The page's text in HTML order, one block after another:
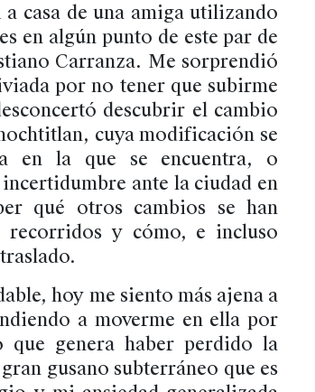
casa de una amiga utilizando
en algún punto de este par de
Carranza. Me sorprendió
por no tener que subirme
descubrir el cambio
cuya modificación se
en la que se encuentra, o
ante la ciudad en
qué otros cambios se han
recorridos y cómo, e incluso
hoy me siento más ajena a
a moverme en ella por
genera haber perdido la
gusano subterráneo que es